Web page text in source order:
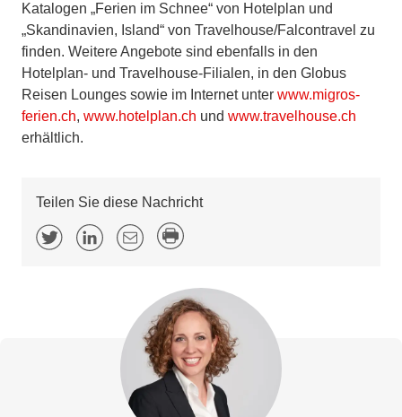
Katalogen „Ferien im Schnee“ von Hotelplan und
„Skandinavien, Island“ von Travelhouse/Falcontravel zu
finden. Weitere Angebote sind ebenfalls in den
Hotelplan- und Travelhouse-Filialen, in den Globus
Reisen Lounges sowie im Internet unter www.migros-
ferien.ch, www.hotelplan.ch und www.travelhouse.ch
erhältlich.
Teilen Sie diese Nachricht